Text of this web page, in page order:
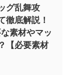
グ乱舞攻
底解説！
素材やマッ
【必要素材